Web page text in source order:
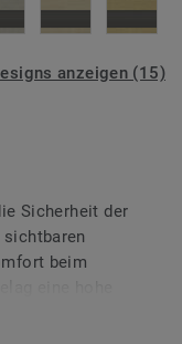
anzeigen (15)
Sicherheit der
beim